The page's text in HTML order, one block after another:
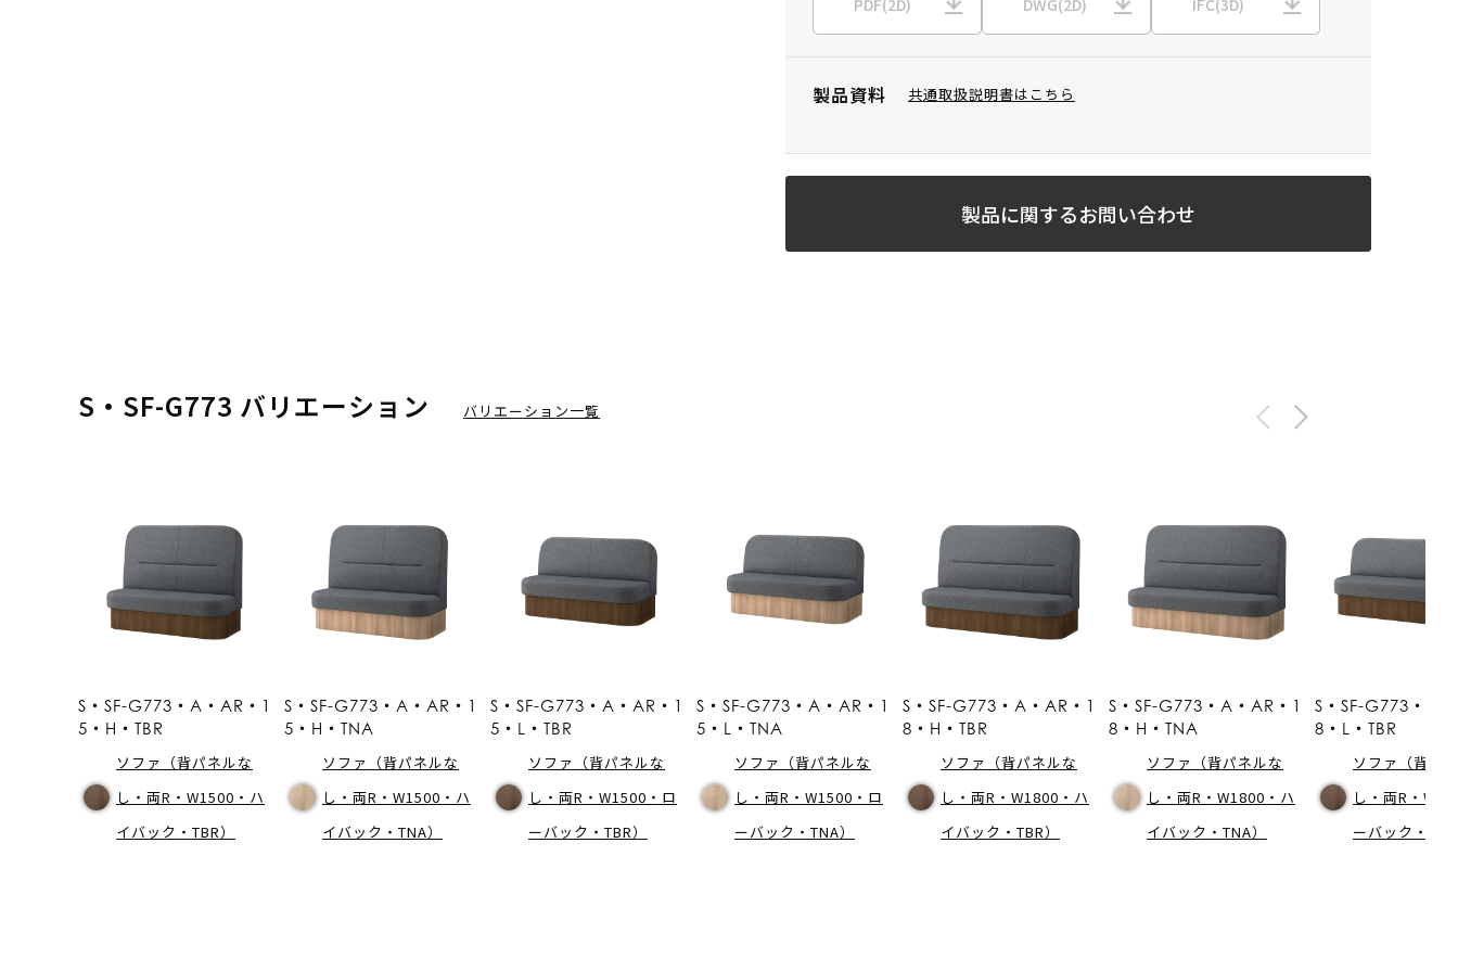
製品資料 共通取扱説明書はこちら
製品に関するお問い合わせ
S・SF-G773 バリエーション バリエーション一覧
S・SF-G773・A・AR・1
5・H・TBR
ソファ（背パネルな
し・両R・W1500・ハ
イバック・TBR）
S・SF-G773・A・AR・1
5・H・TNA
ソファ（背パネルな
し・両R・W1500・ハ
イバック・TNA）
S・SF-G773・A・AR・1
5・L・TBR
ソファ（背パネルな
し・両R・W1500・ロ
ーバック・TBR）
S・SF-G773・A・AR・1
5・L・TNA
ソファ（背パネルな
し・両R・W1500・ロ
ーバック・TNA）
S・SF-G773・A・AR・1
8・H・TBR
ソファ（背パネルな
し・両R・W1800・ハ
イバック・TBR）
S・SF-G773・A・AR・1
8・H・TNA
ソファ（背パネルな
し・両R・W1800・ハ
イバック・TNA）
S・SF-G773・A
8・L・TBR
ソファ（背パ
し・両R・
ーバック・